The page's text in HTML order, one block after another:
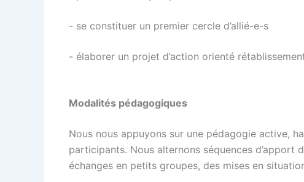
- se constituer un premier cercle d’allié-e-s
- élaborer un projet d’action orienté
Modalités pédagogiques
Nous nous appuyons sur une pédagogie active,
participants. Nous alternons séquences
échanges en petits groupes, des mises en